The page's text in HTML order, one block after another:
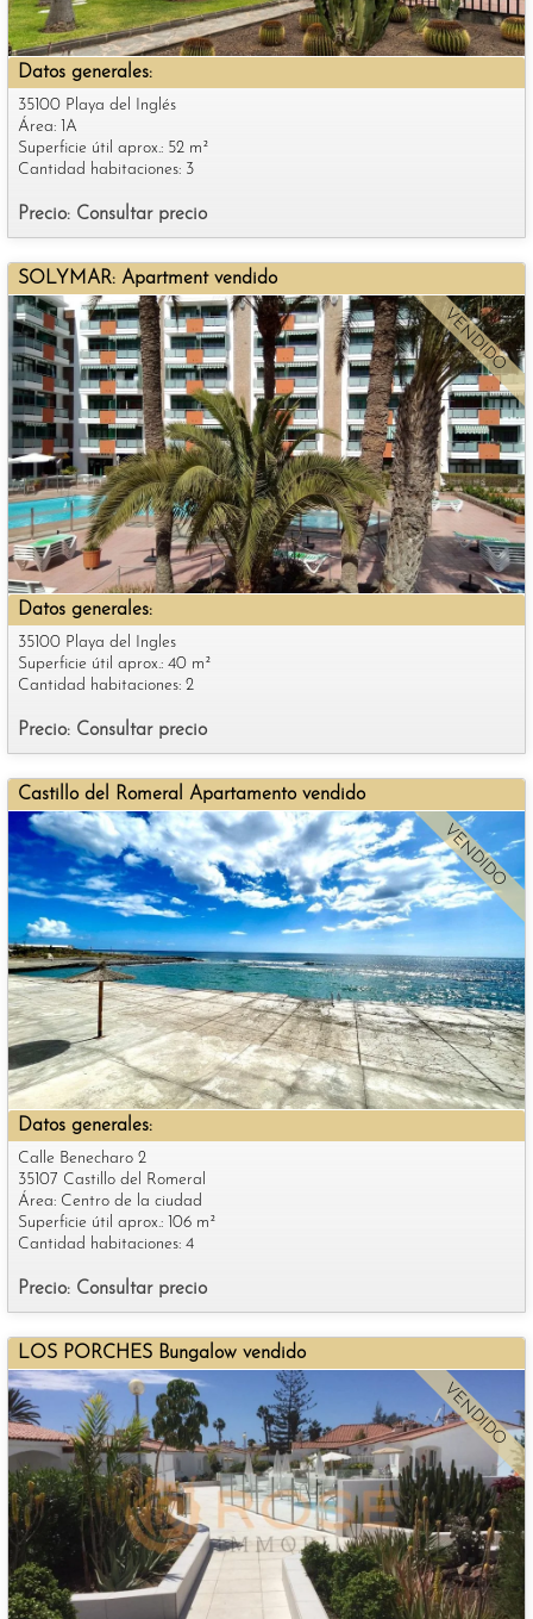
Datos generales:
35100 Playa del Inglés
Área: 1A
Precio: Consultar precio
Superficie útil aprox.: 52 m²
Cantidad habitaciones: 3
SOLYMAR: Apartment vendido
VENDIDO
Datos generales:
35100 Playa del Ingles
Precio: Consultar precio
Superficie útil aprox.: 40 m²
Cantidad habitaciones: 2
Castillo del Romeral Apartamento vendido
VENDIDO
Datos generales:
Calle Benecharo 2
35107 Castillo del Romeral
Área: Centro de la ciudad
Precio: Consultar precio
Superficie útil aprox.: 106 m²
Cantidad habitaciones: 4
LOS PORCHES Bungalow vendido
VENDIDO